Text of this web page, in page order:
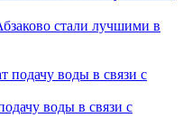
стали лучшими в
воды в связи с